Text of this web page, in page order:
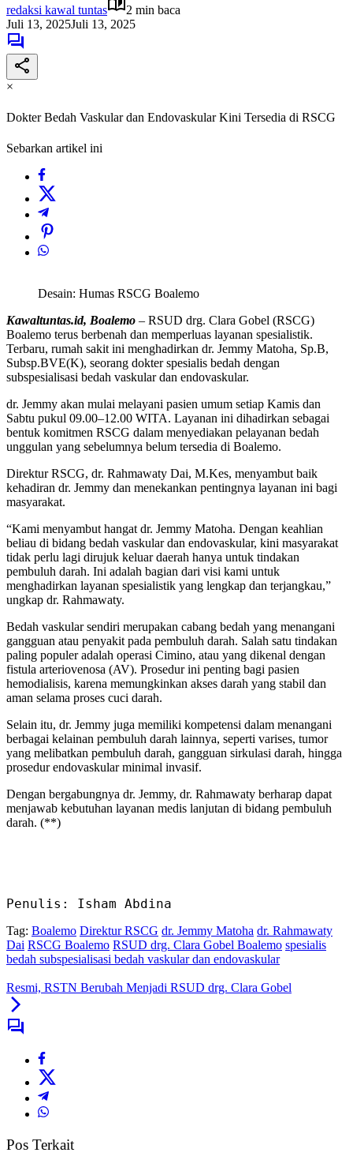
redaksi kawal tuntas
2 min baca
Juli 13, 2025Juli 13, 2025
×
Dokter Bedah Vaskular dan Endovaskular Kini Tersedia di RSCG
Sebarkan artikel ini
Desain: Humas RSCG Boalemo
Kawaltuntas.id, Boalemo – RSUD drg. Clara Gobel (RSCG)
Boalemo terus berbenah dan memperluas layanan spesialistik.
Terbaru, rumah sakit ini menghadirkan dr. Jemmy Matoha, Sp.B,
Subsp.BVE(K), seorang dokter spesialis bedah dengan
subspesialisasi bedah vaskular dan endovaskular.
dr. Jemmy akan mulai melayani pasien umum setiap Kamis dan
Sabtu pukul 09.00–12.00 WITA. Layanan ini dihadirkan sebagai
bentuk komitmen RSCG dalam menyediakan pelayanan bedah
unggulan yang sebelumnya belum tersedia di Boalemo.
Direktur RSCG, dr. Rahmawaty Dai, M.Kes, menyambut baik
kehadiran dr. Jemmy dan menekankan pentingnya layanan ini bagi
masyarakat.
“Kami menyambut hangat dr. Jemmy Matoha. Dengan keahlian
beliau di bidang bedah vaskular dan endovaskular, kini masyarakat
tidak perlu lagi dirujuk keluar daerah hanya untuk tindakan
pembuluh darah. Ini adalah bagian dari visi kami untuk
menghadirkan layanan spesialistik yang lengkap dan terjangkau,”
ungkap dr. Rahmawaty.
Bedah vaskular sendiri merupakan cabang bedah yang menangani
gangguan atau penyakit pada pembuluh darah. Salah satu tindakan
paling populer adalah operasi Cimino, atau yang dikenal dengan
fistula arteriovenosa (AV). Prosedur ini penting bagi pasien
hemodialisis, karena memungkinkan akses darah yang stabil dan
aman selama proses cuci darah.
Selain itu, dr. Jemmy juga memiliki kompetensi dalam menangani
berbagai kelainan pembuluh darah lainnya, seperti varises, tumor
yang melibatkan pembuluh darah, gangguan sirkulasi darah, hingga
prosedur endovaskular minimal invasif.
Dengan bergabungnya dr. Jemmy, dr. Rahmawaty berharap dapat
menjawab kebutuhan layanan medis lanjutan di bidang pembuluh
darah. (**)
Penulis: Isham Abdina
Tag: Boalemo Direktur RSCG dr. Jemmy Matoha dr. Rahmawaty
Dai RSCG Boalemo RSUD drg. Clara Gobel Boalemo spesialis
bedah subspesialisasi bedah vaskular dan endovaskular
Resmi, RSTN Berubah Menjadi RSUD drg. Clara Gobel
Pos Terkait